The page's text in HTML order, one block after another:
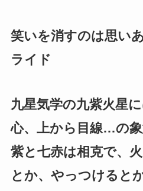
笑いを消すのは思い
ライド
九星気学の九紫火星
心、上から目線…の
紫と七赤は相克で、
とか、やっつけると